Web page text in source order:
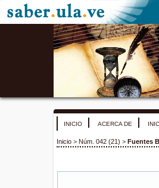
INICIO ACERCA DE
Inicio > Núm. 042 (21) > Fuentes